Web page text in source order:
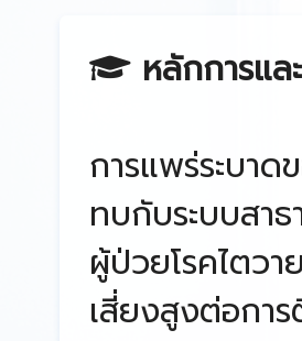
หลักการแล
การแพร่ระบา
ทบกับระบบสา
ผู้ป่วยโรคไตว
เสี่ยงสูงต่อกา